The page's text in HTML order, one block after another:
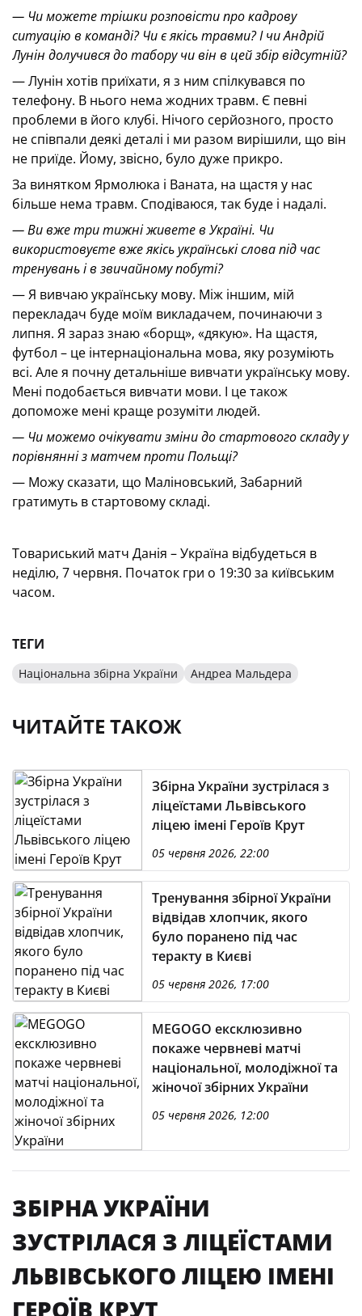
— Чи можете трішки розповісти про кадрову
ситуацію в команді? Чи є якісь травми? І чи Андрій
Лунін долучився до табору чи він в цей збір відсутній?
— Лунін хотів приїхати, я з ним спілкувався по
телефону. В нього нема жодних травм. Є певні
проблеми в його клубі. Нічого серйозного, просто
не співпали деякі деталі і ми разом вирішили, що він
не приїде. Йому, звісно, було дуже прикро.
За винятком Ярмолюка і Ваната, на щастя у нас
більше нема травм. Сподіваюся, так буде і надалі.
— Ви вже три тижні живете в Україні. Чи
використовуєте вже якісь українські слова під час
тренувань і в звичайному побуті?
— Я вивчаю українську мову. Між іншим, мій
перекладач буде моїм викладачем, починаючи з
липня. Я зараз знаю «борщ», «дякую». На щастя,
футбол – це інтернаціональна мова, яку розуміють
всі. Але я почну детальніше вивчати українську мову.
Мені подобається вивчати мови. І це також
допоможе мені краще розуміти людей.
— Чи можемо очікувати зміни до стартового складу у
порівнянні з матчем проти Польщі?
— Можу сказати, що Маліновський, Забарний
гратимуть в стартовому складі.
Товариський матч Данія – Україна відбудеться в
неділю, 7 червня. Початок гри о 19:30 за київським
часом.
ТЕГИ
Національна збірна України Андреа Мальдера
ЧИТАЙТЕ ТАКОЖ
Збірна України зустрілася з
ліцеїстами Львівського
ліцею імені Героїв Крут
05 червня 2026, 22:00
Тренування збірної України
відвідав хлопчик, якого
було поранено під час
теракту в Києві
05 червня 2026, 17:00
MEGOGO ексклюзивно
покаже червневі матчі
національної, молодіжної та
жіночої збірних України
05 червня 2026, 12:00
ЗБІРНА УКРАЇНИ
ЗУСТРІЛАСЯ З ЛІЦЕЇСТАМИ
ЛЬВІВСЬКОГО ЛІЦЕЮ ІМЕНІ
ГЕРОЇВ КРУТ